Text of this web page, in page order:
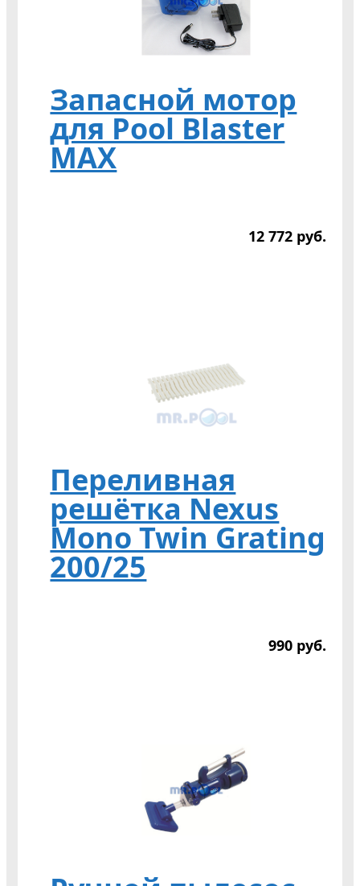
Запасной мотор
для Pool Blaster
MAX
12 772 руб.
Переливная
решётка Nexus
Mono Twin Grating
200/25
990 руб.